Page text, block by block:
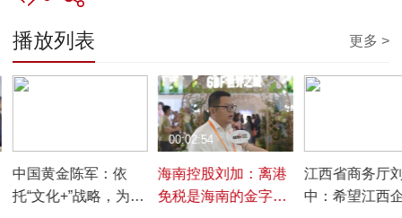
播放列表 更多 >
中国黄金陈军：依
托“文化+”战略，为黄
海南控股刘加：离港
免税是海南的金字招
00:02:54
江西省商务厅
中：希望江西